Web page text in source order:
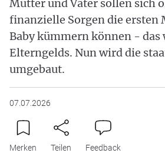
Mütter und Väter sollen sich
finanzielle Sorgen die ersten
Baby kümmern können - das
Elterngelds. Nun wird die
umgebaut.
07.07.2026
Merken Teilen Feedback